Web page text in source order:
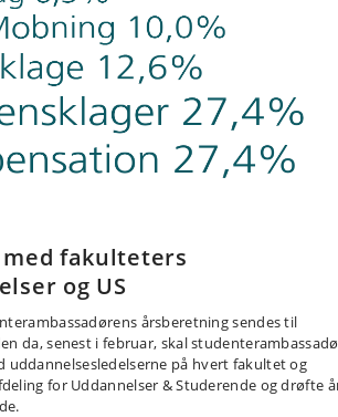
fakulteters
og US
årsberetning sendes til
da, senest i februar, skal
uddannelsesledelserne på hvert fakultet og
for Uddannelser & Studerende og drøfte